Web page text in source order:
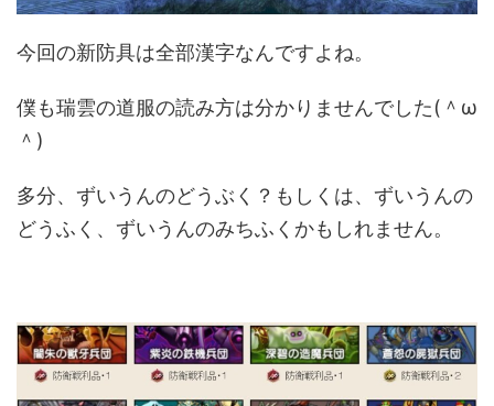
今回の新防具は全部漢字なんですよね。
僕も瑞雲の道服の読み方は分かりませんでした(＾ω
＾)
多分、ずいうんのどうぶく？もしくは、ずいうんの
どうふく、ずいうんのみちふくかもしれません。